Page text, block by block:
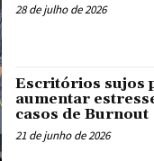
28 de julho de 2026
Escritórios sujos
aumentar
casos de Burnout
21 de junho de 2026